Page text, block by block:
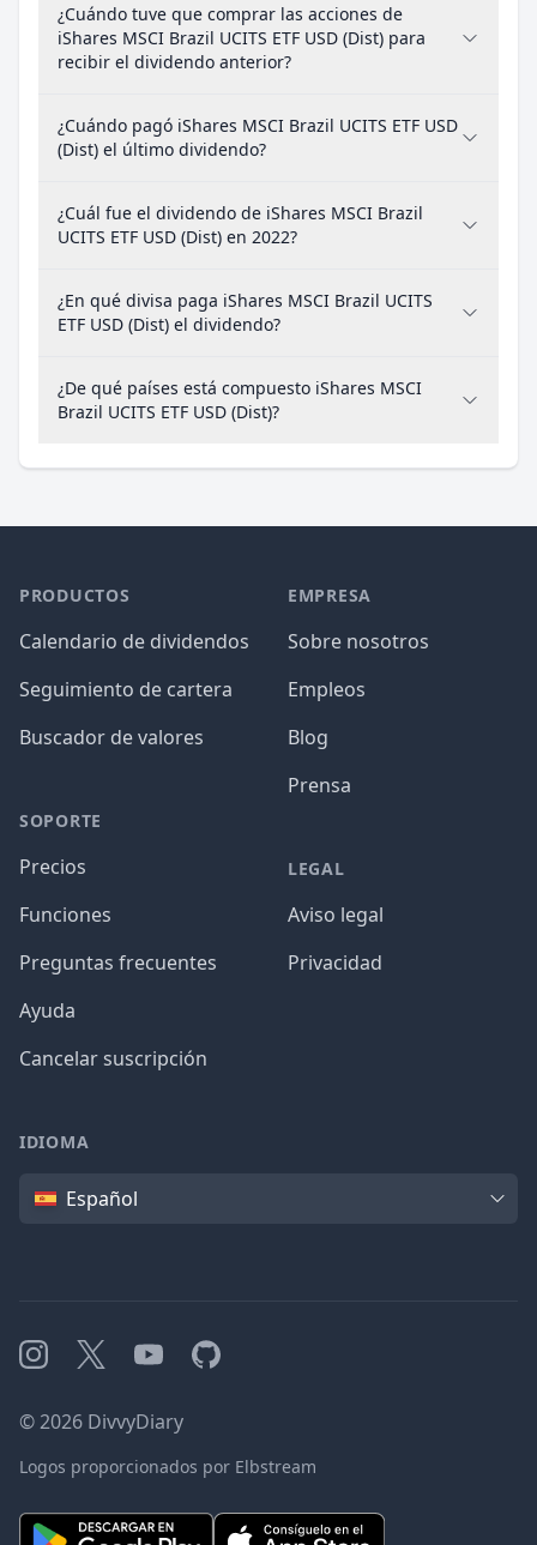
¿Cuándo tuve que comprar las acciones de
iShares MSCI Brazil UCITS ETF USD (Dist) para
recibir el dividendo anterior?
¿Cuándo pagó iShares MSCI Brazil UCITS ETF USD
(Dist) el último dividendo?
¿Cuál fue el dividendo de iShares MSCI Brazil
UCITS ETF USD (Dist) en 2022?
¿En qué divisa paga iShares MSCI Brazil UCITS
ETF USD (Dist) el dividendo?
¿De qué países está compuesto iShares MSCI
Brazil UCITS ETF USD (Dist)?
PRODUCTOS
Calendario de dividendos
Seguimiento de cartera
Buscador de valores
SOPORTE
Precios
Funciones
Preguntas frecuentes
Ayuda
Cancelar suscripción
EMPRESA
Sobre nosotros
Empleos
Blog
Prensa
LEGAL
Aviso legal
Privacidad
IDIOMA
IdiomaEspañol
Instagram
X YouTubeGitHub
©2026 DivvyDiary
Logos proporcionados por Elbstream